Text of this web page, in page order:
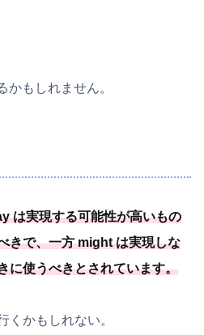
かもしれません。
は実現する可能性が高いもの
きで、一方 might は実現しな
に使うべきとされています。
くかもしれない。